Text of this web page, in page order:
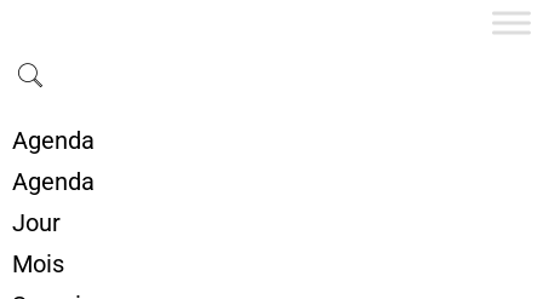
Agenda
Agenda
Jour
Mois